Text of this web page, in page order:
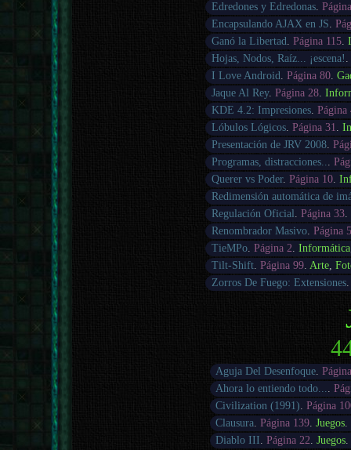
Edredones y Edredonas.
Encapsulando AJAX en JS
Ganó la Libertad
Página 115.
Hojas, Nodos, Raíz... ¡escena!
I Love Android
Página 80.
Jaque Al Rey. Página 28.
KDE 4.2: Impresiones. Página
Lóbulos Lógicos. Página 31
Presentación de JRV 2008.
Programas, distracciones..
Querer vs Poder. Página 10.
Redimensión automática de
Regulación Oficial
Página 33.
Renombrador Masivo. Página
TieMPo. Página 2 Informática
Tilt-Shift. Página 99. Arte,
Zorros De Fuego: Extensiones
Aguja Del Desenfoque .
Ahora lo entiendo todo...
.
Civilization (1991) .Página
Clausura .Página 139 .Juegos
Diablo III .Página 22 .Juegos